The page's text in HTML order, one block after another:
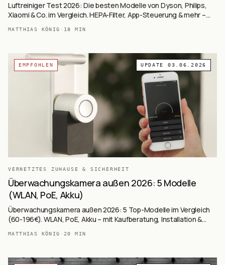
Luftreiniger Test 2026: Die besten Modelle von Dyson, Philips,
Xiaomi & Co. im Vergleich. HEPA-Filter, App-Steuerung & mehr –
Jetzt informieren!
MATTHIAS KÖNIG · 18 MIN
EMPFOHLEN UPDATE 03.06.2026
VERNETZTES ZUHAUSE & SICHERHEIT
Überwachungskamera außen 2026: 5 Modelle
(WLAN, PoE, Akku)
Überwachungskamera außen 2026: 5 Top-Modelle im Vergleich
(60-196€). WLAN, PoE, Akku – mit Kaufberatung, Installation &
rechtlichen Hinweisen.
MATTHIAS KÖNIG ·20 MIN